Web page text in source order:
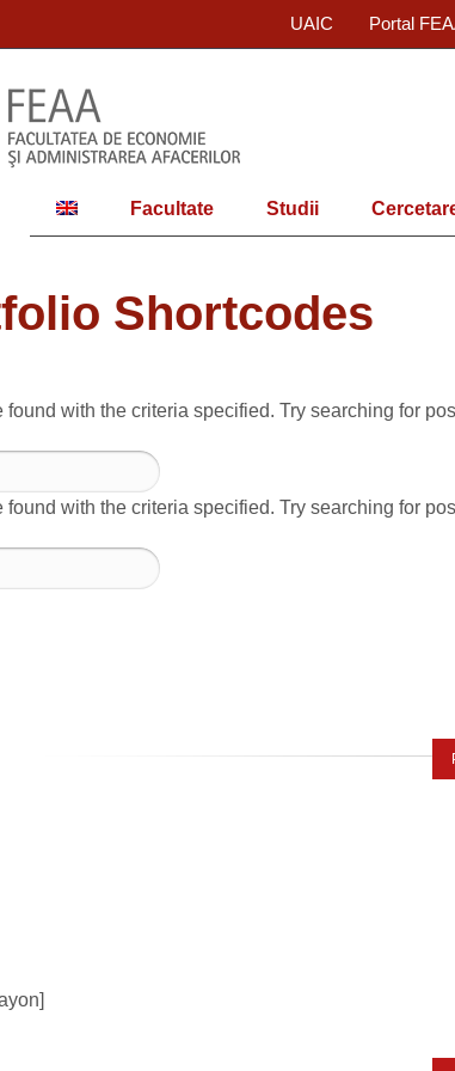
UAIC Portal
Facultate Studii
Shortcodes
found with the criteria specified. Try searching for
found with the criteria specified. Try searching for